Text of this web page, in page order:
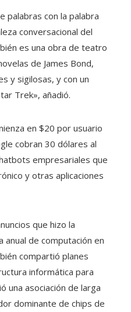
palabras con la palabra
conversacional del
es una obra de teatro
de James Bond,
y sigilosas, y con un
Trek», añadió.
en $20 por usuario
cobran 30 dólares al
empresariales que
y otras aplicaciones
que hizo la
anual de computación en
compartió planes
informática para
una asociación de larga
dominante de chips de